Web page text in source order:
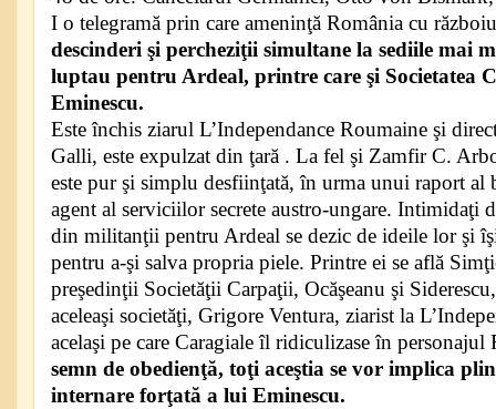
I o telegramă prin care ameninţă România cu
descinderi şi percheziţii simultane la sediile mai
luptau pentru Ardeal, printre care şi Societatea
Eminescu.
Este închis ziarul L’Independance Roumaine şi
Galli, este expulzat din ţară . La fel şi Zamfir C.
este pur şi simplu desfiinţată, în urma unui raport
agent al serviciilor secrete austro-ungare. Intimidaţi
din militanţii pentru Ardeal se dezic de ideile lor şi
pentru a-şi salva propria piele. Printre ei se află
preşedinţii Societăţii Carpaţii, Ocăşeanu şi
aceleaşi societăţi, Grigore Ventura, ziarist la
acelaşi pe care Caragiale îl ridiculizase în personajul
semn de obedienţă, toţi aceştia se vor implica
internare forţată a lui Eminescu.